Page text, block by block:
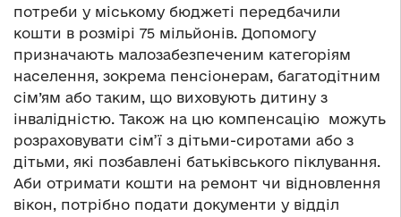
потреби у міському бюджеті передбачили
кошти в розмірі 75 мільйонів. Допомогу
призначають малозабезпеченим категоріям
населення, зокрема пенсіонерам, багатодітним
сім’ям або таким, що виховують дитину з
інвалідністю. Також на цю компенсацію можуть
розраховувати сім’ї з дітьми-сиротами або з
дітьми, які позбавлені батьківського піклування.
Аби отримати кошти на ремонт чи відновлення
вікон, потрібно подати документи у відділ